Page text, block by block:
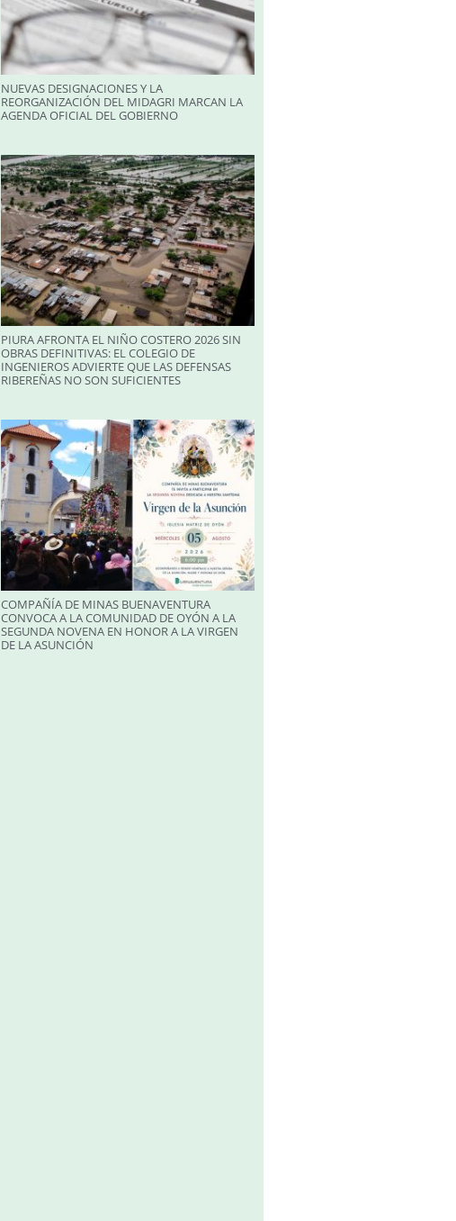
NUEVAS DESIGNACIONES Y LA
REORGANIZACIÓN DEL MIDAGRI MARCAN LA
AGENDA OFICIAL DEL GOBIERNO
PIURA AFRONTA EL NIÑO COSTERO 2026 SIN
OBRAS DEFINITIVAS: EL COLEGIO DE
INGENIEROS ADVIERTE QUE LAS DEFENSAS
RIBEREÑAS NO SON SUFICIENTES
COMPAÑÍA DE MINAS BUENAVENTURA
CONVOCA A LA COMUNIDAD DE OYÓN A LA
SEGUNDA NOVENA EN HONOR A LA VIRGEN
DE LA ASUNCIÓN